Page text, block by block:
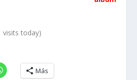
visits today)
Más